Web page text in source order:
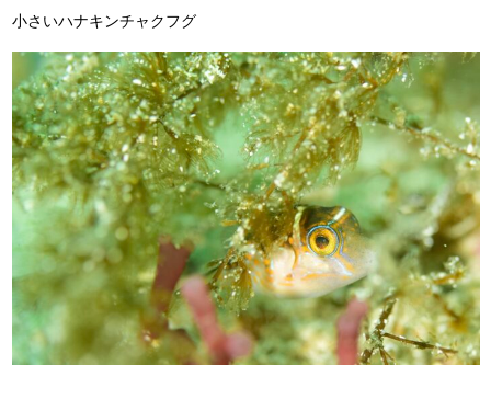
小さいハナキンチャクフグ